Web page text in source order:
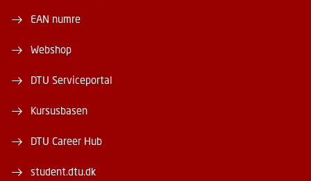
EAN numre
Webshop
DTU Serviceportal
Kursusbasen
DTU Career Hub
student.dtu.dk